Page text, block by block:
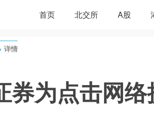
首页 北交所 A股
详情
券为点击网